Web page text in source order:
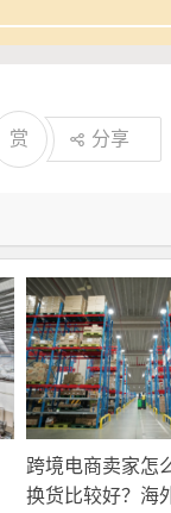
赏 分享
跨境电商卖家怎
换货比较好？海